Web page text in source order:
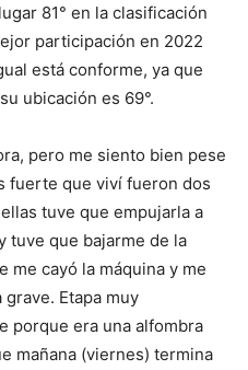
81° en la clasificación
participación en 2022
está conforme, ya que
ubicación es 69°.
pero me siento bien pese
fuerte que viví fueron dos
tuve que empujarla a
tuve que bajarme de la
me cayó la máquina y me
Etapa muy
porque era una alfombra
mañana (viernes) termina